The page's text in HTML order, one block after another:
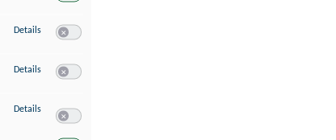
Details zu Erstellung von Profilen für personalisierte Werbung
Details zu Verwendung von Profilen zur Auswahl personalisierter Werbung
Details zu Messung der Werbeleistung